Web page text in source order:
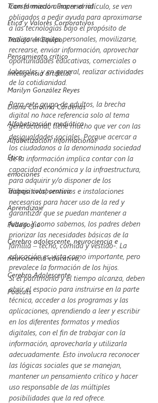
Transformación Empresarial
Ética y Valores Corporativos
Trabajo en Equipo
Pensamiento crítico
Inteligencia artificial
Marilyn González Reyes
Diana Carolina Cárdenas
Alfabetización mediática
Alfabetización Informacional
Ética
emociones
Trabajo colaborativo
Aprendizaje
Pedagogía
Cerebro adolescente, neurociencia e
neurociencia educativa,
Cerebro Adolescente
Podcats
Con el miedo a hacer el ridículo, se ven
obligados a pedir ayuda para aproximarse
a las tecnologías bajo el propósito de
realizar trámites personales, movilizarse,
recrearse, enviar información, aprovechar
oportunidades educativas, comerciales o
laborales, y en general, realizar actividades
de la cotidianidad.
Para este grupo de adultos, la brecha
digital no hace referencia solo al tema
generacional, tiene mucho que ver con las
desigualdades sociales. Porque acercar a
los ciudadanos a la denominada sociedad
de la información implica contar con la
capacidad económica y la infraestructura,
para adquirir y/o disponer de los
dispositivos, servicios e instalaciones
necesarias para hacer uso de la red y
garantizar que se puedan mantener a
futuro. Y como sabemos, los padres deben
priorizar las necesidades básicas de la
familia – techo, comida y vestido-. La
educación es vista como importante, pero
prevalece la formación de los hijos.
Si el patrimonio y el tiempo alcanza, deben
abrir el espacio para instruirse en la parte
técnica, acceder a los programas y las
aplicaciones, aprendiendo a leer y escribir
en los diferentes formatos y medios
digitales, con el fin de trabajar con la
información, aprovecharla y utilizarla
adecuadamente. Esto involucra reconocer
las lógicas sociales que se manejan,
mantener un pensamiento crítico y hacer
uso responsable de las múltiples
posibilidades que la red ofrece.